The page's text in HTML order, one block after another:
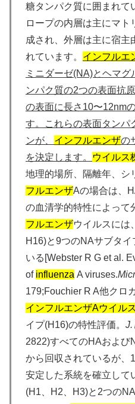
糖タンパク質に囲まれて
ロープの内層は主にマ
成され、外層は主に宿主
れています。 インフルエ
ミニダーゼ(NA)とヘマ
ンパク質の2つの表面抗
の表面に長さ10〜12nm
す。これらの表面タンパ
ンが、 インフルエンザの
を決定します。
ウイルス
地理的場所、隔離年、シ
フルエンザAの場合は、
の血清学的特性によって
フルエンザウイルスには
H16)と9つのNAサブタ
いる[Webster R G et al.
of influenza A viruses.
179;Fouchier R A他クロ
インフルエンザAウイルス
イプ(H16)の特性評価。 J.
2822)すべてのHAおよび
から回収されているが、
安定した系統を確立して
(H1、H2、H3)と2つの